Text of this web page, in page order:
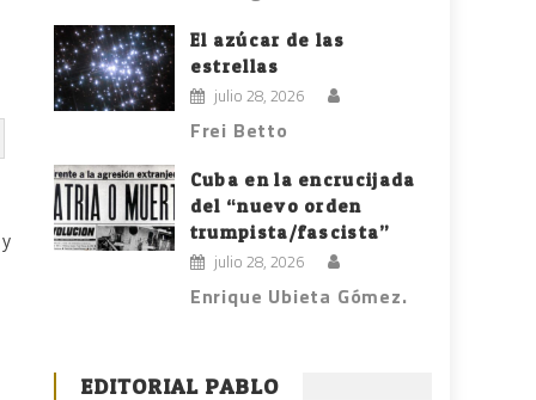
El azúcar de las
estrellas
julio 28, 2026
Frei Betto
Cuba en la encrucijada
del “nuevo orden
trumpista/fascista”
julio 28, 2026
Enrique Ubieta Gómez.
EDITORIAL PABLO